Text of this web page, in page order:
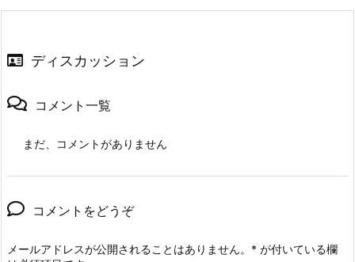
ディスカッション
コメント一覧
まだ、コメントがありません
コメントをどうぞ
メールアドレスが公開されることはありません。 * が付いている欄